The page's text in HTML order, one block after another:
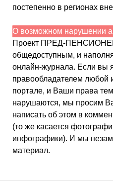
постепенно в регионах
О возможном нарушении
Проект ПРЕД-
общедоступным, и
онлайн-журнала. Если вы
правообладателем
портале, и Ваши права
нарушаются, мы просим
написать об этом в
(то же касается
инфографики). И мы
материал.